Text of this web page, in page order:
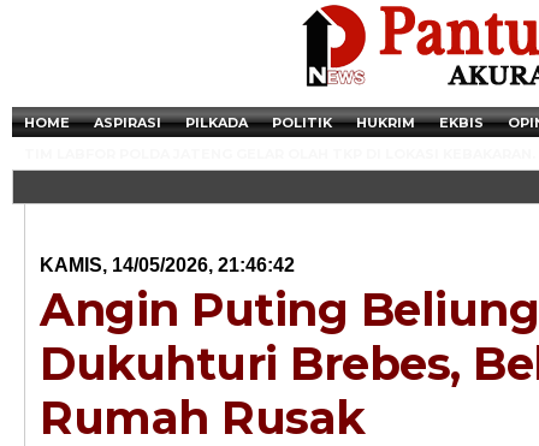
HOME ASPIRASI PILKADA POLITIK HUKRIM EKBIS
KAMIS, 14/05/2026, 21:46:42
Angin Puting
Dukuhturi Brebes,
Rumah Rusak